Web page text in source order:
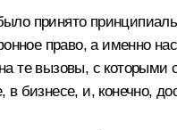
принято
право, а именно
те вызовы, с
в бизнесе, и, конечно,